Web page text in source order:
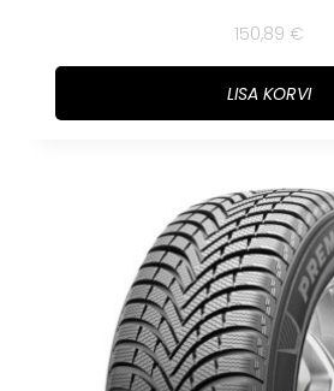
150,89 €
LISA KORVI